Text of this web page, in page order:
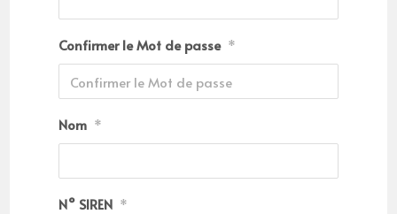
Confirmer le Mot de passe *
Nom *
N° SIREN *